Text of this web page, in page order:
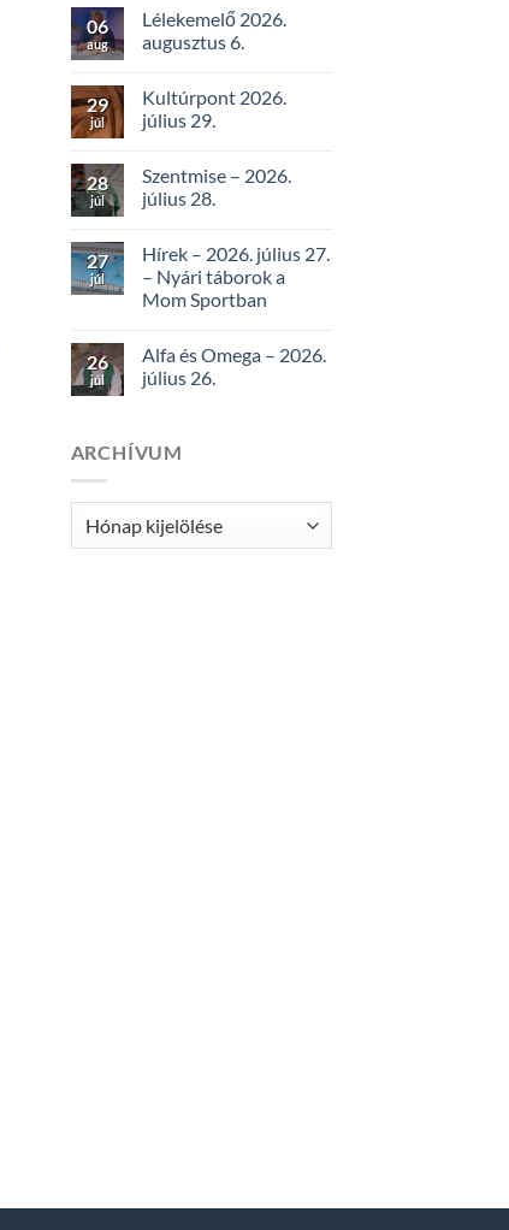
06
aug
Lélekemelő 2026.
augusztus 6.
29
júl
Kultúrpont 2026.
július 29.
28
júl
Szentmise – 2026.
július 28.
27
júl
Hírek – 2026. július 27.
– Nyári táborok a
Mom Sportban
26
júl
Alfa és Omega – 2026.
július 26.
ARCHÍVUM
Archívum